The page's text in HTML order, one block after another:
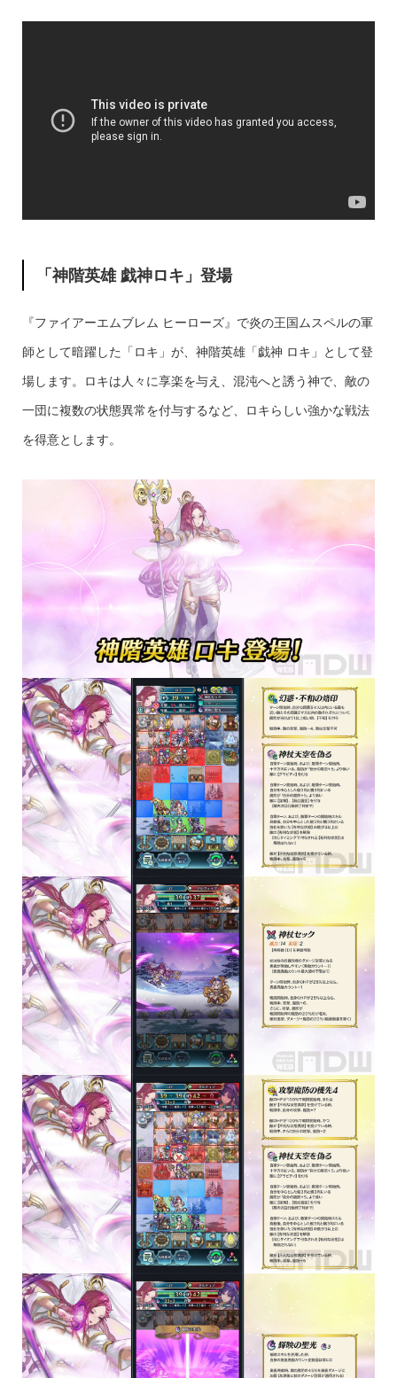
「神階英雄 戯神ロキ」登場
『ファイアーエムブレム ヒーローズ』で炎の王国ムスペルの軍
師として暗躍した「ロキ」が、神階英雄「戯神 ロキ」として登
場します。ロキは人々に享楽を与え、混沌へと誘う神で、敵の
一団に複数の状態異常を付与するなど、ロキらしい強かな戦法
を得意とします。